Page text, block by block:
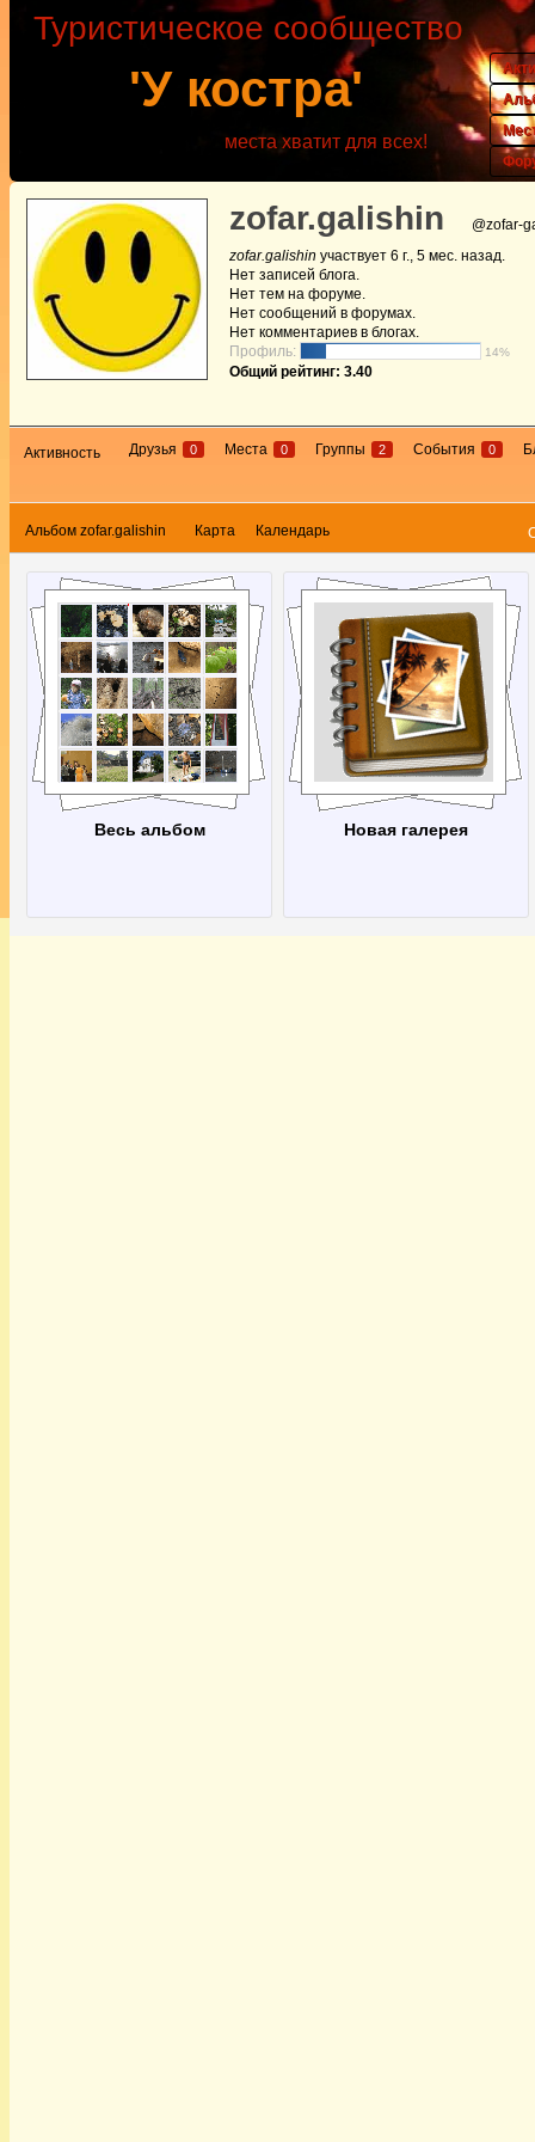
'У костра'
Туристическое сообщество
места хватит для всех!
zofar.galishin
@zofar-
zofar.galishin участвует 6 г., 5 мес. назад.
Нет записей блога.
Нет тем на форуме.
Нет сообщений в форумах.
Нет комментариев в блогах.
Профиль:
14%
Общий рейтинг: 3.40
Активность Друзья 0 Места 0 Группы 2 События 0
Альбом zofar.galishin Карта Календарь
Весь альбом Новая галерея